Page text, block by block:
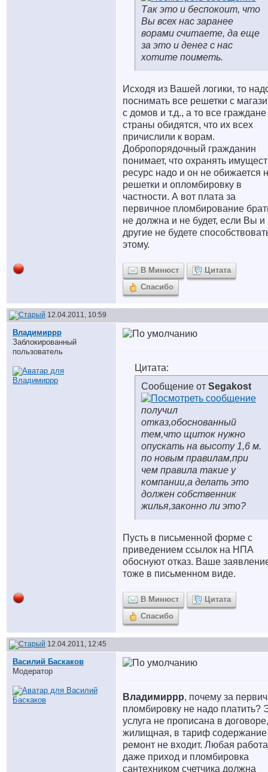
Так это и беспокоит, что
Вы всех нас заранее
ворами считаете, да еще
за это и денег с нас
хотите поиметь.
Исходя из Вашей логики, то
поснимать все решетки с
с домов и т.д., а то все граждане
страны обидятся, что их всех
причислили к ворам.
Добропорядочный гражданин
понимает, что охранять
ресурс надо и он не обижается
решетки и опломбировку в
частности. А вот плата за
первичное пломбирование
не должна и не будет, если Вы и
другие не будете
этому.
В Минюст
Цитата
Спасибо
12.04.2011, 10:59
Владимиррр
Заблокированный
пользователь
Цитата:
Сообщение от Segakost
получил
отказ,обоснованный
тем,что щиток нужно
опускать на высоту 1,6 м.
по новым правилам,при
чем правила такие у
компании,а делать это
должен собственник
жилья,законно ли это?
Пусть в письменной форме с
приведением ссылок на НПА
обоснуют отказ. Ваше
тоже в письменном виде.
В Минюст
Цитата
Спасибо
12.04.2011, 12:45
Василий Баскаков
Модератор
Владимиррр, почему за
пломбировку не надо платить?
услуга не прописана в
жилищная, в тариф содержание
ремонт не входит. Любая
даже приход и пломбировка
сантехником счетчика должна